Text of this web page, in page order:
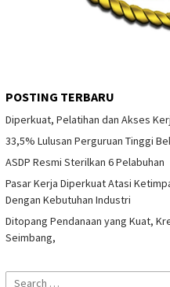
POSTING TERBARU
Diperkuat, Pelatihan dan Akses
33,5% Lulusan Perguruan Tinggi
ASDP Resmi Sterilkan 6 Pelabuhan
Pasar Kerja Diperkuat Atasi
Dengan Kebutuhan Industri
Ditopang Pendanaan yang Kuat,
Seimbang,
Search